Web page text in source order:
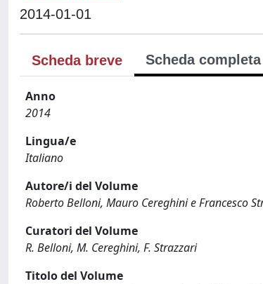
2014-01-01
Scheda breve Scheda completa
Anno
2014
Lingua/e
Italiano
Autore/i del Volume
Roberto Belloni, Mauro Cereghini e Francesco
Curatori del Volume
R. Belloni, M. Cereghini, F. Strazzari
Titolo del Volume